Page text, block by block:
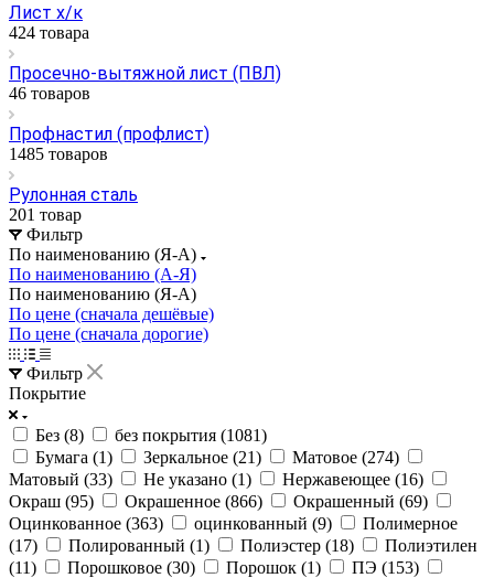
Лист х/к
424 товара
Просечно-вытяжной лист (ПВЛ)
46 товаров
Профнастил (профлист)
1485 товаров
Рулонная сталь
201 товар
Фильтр
По наименованию (Я-А)
По наименованию (А-Я)
По наименованию (Я-А)
По цене (сначала дешёвые)
По цене (сначала дорогие)
Фильтр
Покрытие
Без (8) без покрытия (1081)
Бумага (1) Зеркальное (21) Матовое (274)
Матовый (33) Не указано (1) Нержавеющее (16)
Окраш (95) Окрашенное (866) Окрашенный (69)
Оцинкованное (363) оцинкованный (9)
Полимерное
(17) Полированный (1) Полиэстер (18)
Полиэтилен
(11) Порошковое (30) Порошок (1) ПЭ (153)